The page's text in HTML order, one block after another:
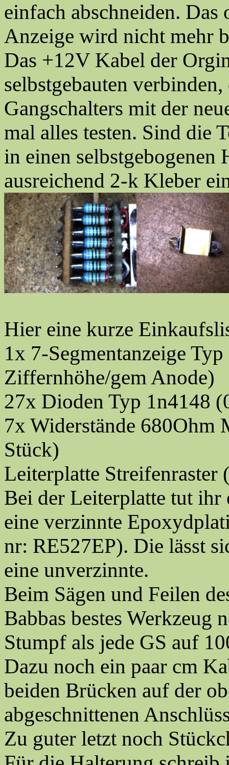
einfach abschneiden. Das
Anzeige wird nicht mehr
Das +12V Kabel der
selbstgebauten
Gangschalters mit der
mal alles testen. Sind die
in einen
ausreichend 2-k Kleber
Hier eine kurze
1x 7-Segmentanzeige
Ziffernhöhe/gem Anode)
27x Dioden Typ 1n4148
7x Widerstände
Stück)
Leiterplatte Streifenraster
Bei der Leiterplatte tut ihr
eine verzinnte
nr: RE527EP). Die lässt
eine unverzinnte.
Beim Sägen und Feilen
Babbas bestes Werkzeug
Stumpf als jede GS auf
Dazu noch ein paar cm
beiden Brücken auf der
abgeschnittenen
Zu guter letzt noch